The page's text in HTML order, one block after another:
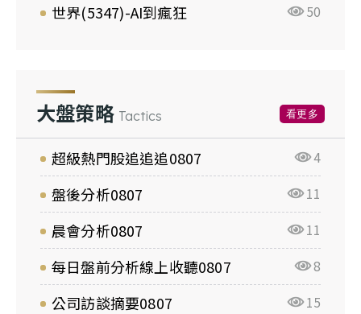
世界(5347)-AI到瘋狂 50
大盤策略 Tactics 看更多
超級熱門股追追追0807 4
盤後分析0807 11
晨會分析0807 11
每日盤前分析線上收聽0807 8
公司訪談摘要0807 15